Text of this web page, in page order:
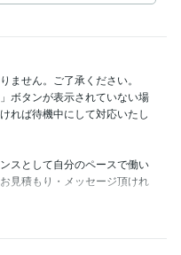
ません。ご了承ください。
ボタンが表示されていない場
れば待機中にして対応いたし
スとして自分のペースで働い
見積もり・メッセージ頂けれ
以内には返信させて頂きます